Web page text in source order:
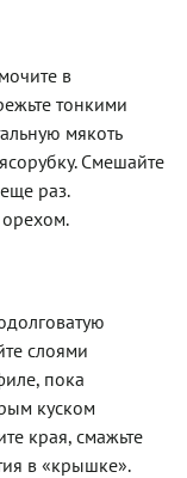
в
тонкими
мякоть
Смешайте
раз.
слоями
пока
куском
края, смажьте
в «крышке».